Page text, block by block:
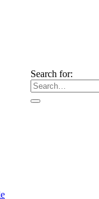
Search for: